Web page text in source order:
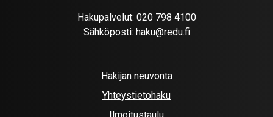
Hakupalvelut: 020 798 4100
Sähköposti: haku@redu.fi
Hakijan neuvonta
Yhteystietohaku